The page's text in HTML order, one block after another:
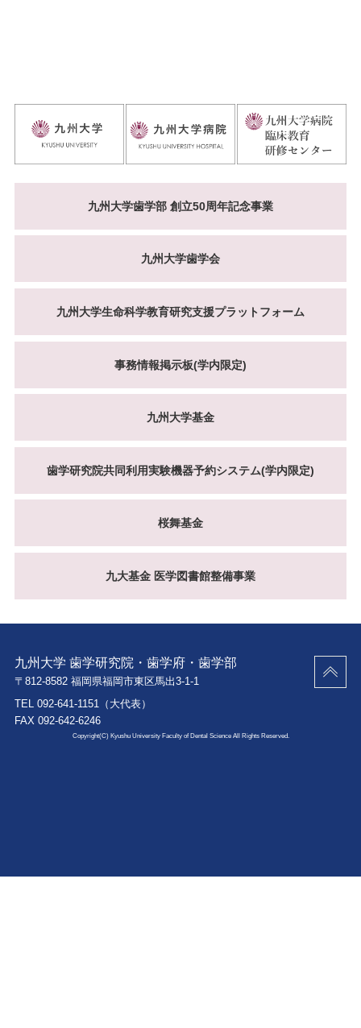
九州大学歯学部 創立50周年記念事業
九州大学歯学会
九州大学生命科学教育研究支援プラットフォーム
事務情報掲示板(学内限定)
九州大学基金
歯学研究院共同利用実験機器予約システム(学内限定)
桜舞基金
九大基金 医学図書館整備事業
九州大学 歯学研究院・歯学府・歯学部
〒812-8582 福岡県福岡市東区馬出3-1-1
TEL 092-641-1151
（大代表）
FAX 092-642-6246
Copyright(C) Kyushu University Faculty of Dental Science All Rights Reserved.